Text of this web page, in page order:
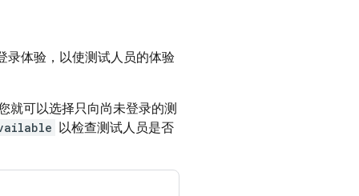
录体验，以使测试人员的体验
就可以选择只向尚未登录的测
以检查测试人员是否